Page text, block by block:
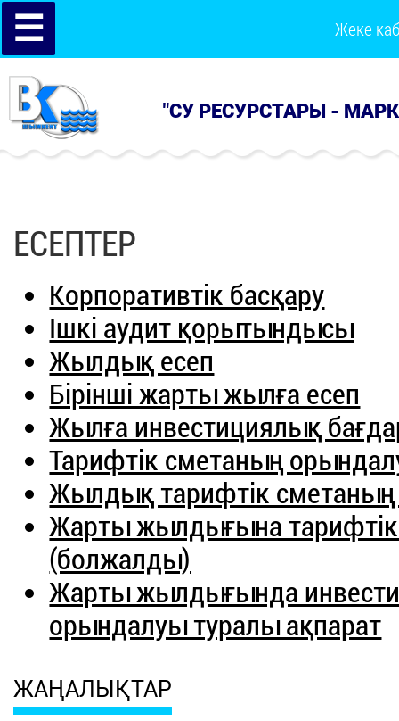
☰ Жеке
"СУ РЕСУРСТАРЫ -
ЕСЕПТЕР
Корпоративтік басқару
Ішкі аудит қорытындысы
Жылдық есеп
Бірінші жарты жылға есеп
Жылға инвестициялық
Тарифтік сметаның
Жылдық тарифтік
Жарты жылдығына
(болжалды)
Жарты жылдығында
орындалуы туралы ақпарат
ЖАҢАЛЫҚТАР